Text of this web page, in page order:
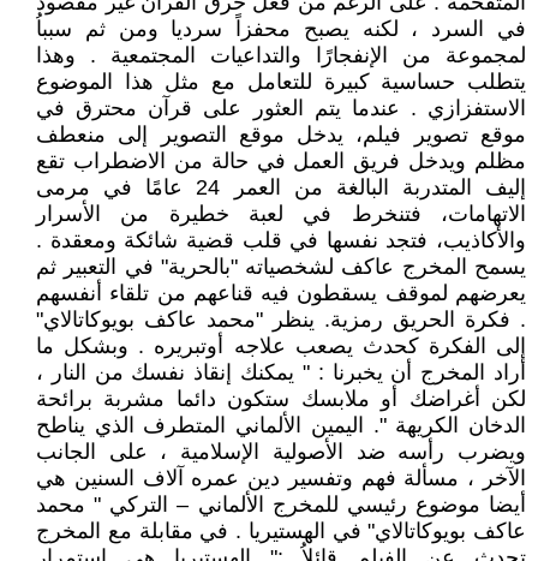
في السرد ، لكنه يصبح محفزاً سرديا ومن ثم سبباُ
لمجموعة من الإنفجارًا والتداعيات المجتمعية . وهذا
يتطلب حساسية كبيرة للتعامل مع مثل هذا الموضوع
الاستفزازي . عندما يتم العثور على قرآن محترق في
موقع تصوير فيلم، يدخل موقع التصوير إلى منعطف
مظلم ويدخل فريق العمل في حالة من الاضطراب تقع
إليف المتدربة البالغة من العمر 24 عامًا في مرمى
الاتهامات، فتنخرط في لعبة خطيرة من الأسرار
والأكاذيب، فتجد نفسها في قلب قضية شائكة ومعقدة .
يسمح المخرج عاكف لشخصياته "بالحرية" في التعبير ثم
يعرضهم لموقف يسقطون فيه قناعهم من تلقاء أنفسهم
. فكرة الحريق رمزية. ينظر "محمد عاكف بويوكاتالاي"
إلى الفكرة كحدث يصعب علاجه أوتبريره . وبشكل ما
أراد المخرج أن يخبرنا : " يمكنك إنقاذ نفسك من النار ،
لكن أغراضك أو ملابسك ستكون دائما مشربة برائحة
الدخان الكريهة ". اليمين الألماني المتطرف الذي يناطح
ويضرب رأسه ضد الأصولية الإسلامية ، على الجانب
الآخر ، مسألة فهم وتفسير دين عمره آلاف السنين هي
أيضا موضوع رئيسي للمخرج الألماني – التركي " محمد
عاكف بويوكاتالاي" في ‏‏الهستيريا . في مقابلة مع المخرج